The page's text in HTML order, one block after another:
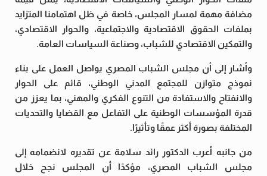
مضافة مهمة لمسار المجلس، خاصة في ظل اهتمامنا المتزايد
بملفات الحقوق الاقتصادية والاجتماعية، والحوار الاقتصادي،
والتمكين الاقتصادي للشباب، وصناعة السياسات العامة.
وأشار إلى أن مجلس الشباب المصري يواصل العمل على بناء
نموذج متوازن للمجتمع المدني الوطني، قائم على الحوار
والانفتاح والاستفادة من التنوع الفكري والمهني، بما يعزز من
قدرة المؤسسات الوطنية على التفاعل مع القضايا والتحديات
المختلفة بصورة أكثر عمقًا وتأثيرًا.
من جانبه أعرب الدكتور رائد سلامة عن تقديره لانضمامه إلى
مجلس الشباب المصري، مؤكدًا أن المجلس نجح خلال